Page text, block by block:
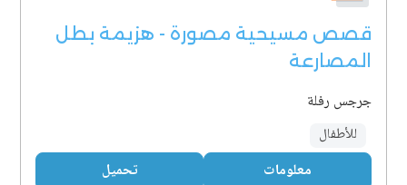
قصص مسيحية مصورة - هزيمة بطل
المصارعة
جرجس رفلة
للأطفال
معلومات تحميل